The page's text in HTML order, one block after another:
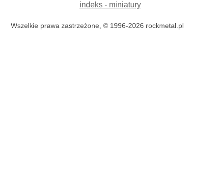
indeks - miniatury
Wszelkie prawa zastrzeżone, © 1996-2026 rockmetal.pl